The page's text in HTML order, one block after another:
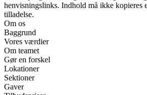
henvisningslinks. Indhold må ikke kopieres
tilladelse.
Om os
Baggrund
Vores værdier
Om teamet
Gør en forskel
Lokationer
Sektioner
Gaver